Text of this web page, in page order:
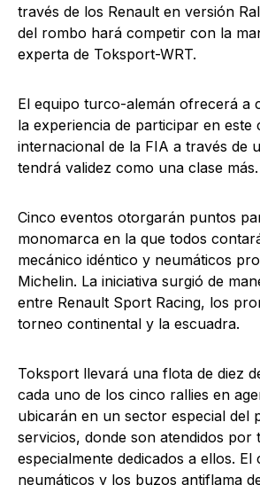
través de los Renault en versión
del rombo hará competir con la
experta de Toksport-WRT.
El equipo turco-alemán ofrecerá a
la experiencia de participar en este
internacional de la FIA a través de
tendrá validez como una clase más.
Cinco eventos otorgarán puntos
monomarca en la que todos
mecánico idéntico y neumáticos
Michelin. La iniciativa surgió de
entre Renault Sport Racing, los
torneo continental y la escuadra.
Toksport llevará una flota de diez
cada uno de los cinco rallies en
ubicarán en un sector especial del
servicios, donde son atendidos por
especialmente dedicados a ellos. El
neumáticos y los buzos antiflama